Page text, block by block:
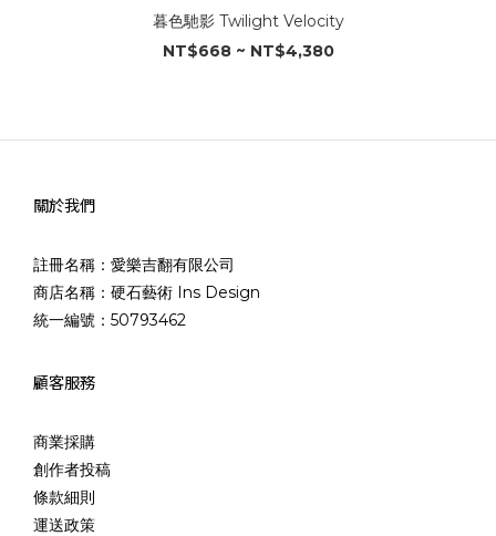
暮色馳影 Twilight Velocity
NT$668 ~ NT$4,380
關於我們
註冊名稱：愛樂吉翻有限公司
商店名稱：硬石藝術 Ins Design
統一編號：50793462
顧客服務
商業採購
創作者投稿
條款細則
運送政策